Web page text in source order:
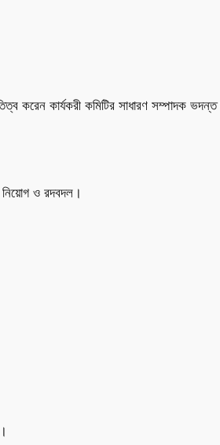
করেন কার্যকরী কমিটির সাধারণ সম্পাদক ভদন্ত
ও রদবদল।